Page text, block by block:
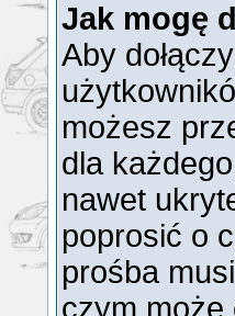
Jak mogę
Aby
możesz
dla
nawet
poprosić o
prośba
czym może